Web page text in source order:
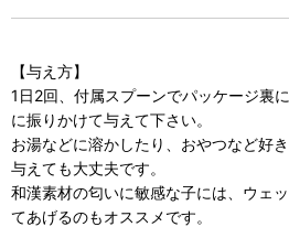
【与え方】
1日2回、付属スプーンでパッケージ裏
に振りかけて与えて下さい。
お湯などに溶かしたり、おやつなど好
与えても大丈夫です。
和漢素材の匂いに敏感な子には、ウェ
てあげるのもオススメです。